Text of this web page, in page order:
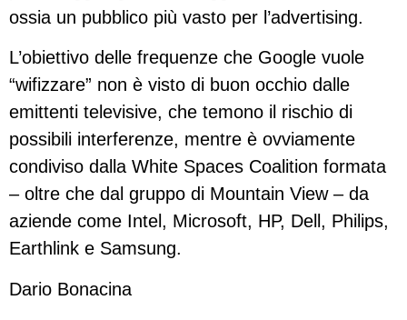
ossia un pubblico più vasto per l’advertising.
L’obiettivo delle frequenze che Google vuole
“wifizzare” non è visto di buon occhio dalle
emittenti televisive, che temono il rischio di
possibili interferenze, mentre è ovviamente
condiviso dalla White Spaces Coalition formata
– oltre che dal gruppo di Mountain View – da
aziende come Intel, Microsoft, HP, Dell, Philips,
Earthlink e Samsung.
Dario Bonacina